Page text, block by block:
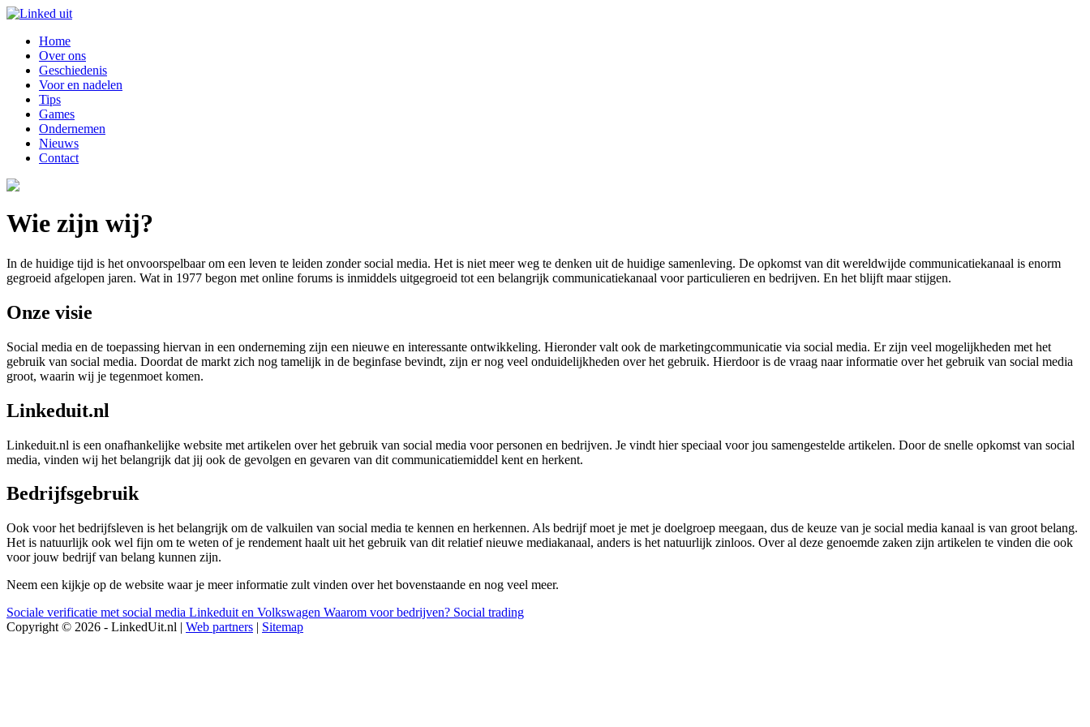
Home
Over ons
Geschiedenis
Voor en nadelen
Tips
Games
Ondernemen
Nieuws
Contact
Wie zijn wij?
In de huidige tijd is het onvoorspelbaar om een leven te leiden zonder social media. Het is niet meer weg te denken uit de huidige samenleving. De opkomst van dit wereldwijde communicatiekanaal is enorm
gegroeid afgelopen jaren. Wat in 1977 begon met online forums is inmiddels uitgegroeid tot een belangrijk communicatiekanaal voor particulieren en bedrijven. En het blijft maar stijgen.
Onze visie
Social media en de toepassing hiervan in een onderneming zijn een nieuwe en interessante ontwikkeling. Hieronder valt ook de marketingcommunicatie via social media. Er zijn veel mogelijkheden met het
gebruik van social media. Doordat de markt zich nog tamelijk in de beginfase bevindt, zijn er nog veel onduidelijkheden over het gebruik. Hierdoor is de vraag naar informatie over het gebruik van social media
groot, waarin wij je tegenmoet komen.
Linkeduit.nl
Linkeduit.nl is een onafhankelijke website met artikelen over het gebruik van social media voor personen en bedrijven. Je vindt hier speciaal voor jou samengestelde artikelen. Door de snelle opkomst van social
media, vinden wij het belangrijk dat jij ook de gevolgen en gevaren van dit communicatiemiddel kent en herkent.
Bedrijfsgebruik
Ook voor het bedrijfsleven is het belangrijk om de valkuilen van social media te kennen en herkennen. Als bedrijf moet je met je doelgroep meegaan, dus de keuze van je social media kanaal is van groot belang.
Het is natuurlijk ook wel fijn om te weten of je rendement haalt uit het gebruik van dit relatief nieuwe mediakanaal, anders is het natuurlijk zinloos. Over al deze genoemde zaken zijn artikelen te vinden die ook
voor jouw bedrijf van belang kunnen zijn.
Neem een kijkje op de website waar je meer informatie zult vinden over het bovenstaande en nog veel meer.
Sociale verificatie met social media Linkeduit en Volkswagen Waarom voor bedrijven? Social trading
Copyright © 2026 - LinkedUit.nl | Web partners | Sitemap